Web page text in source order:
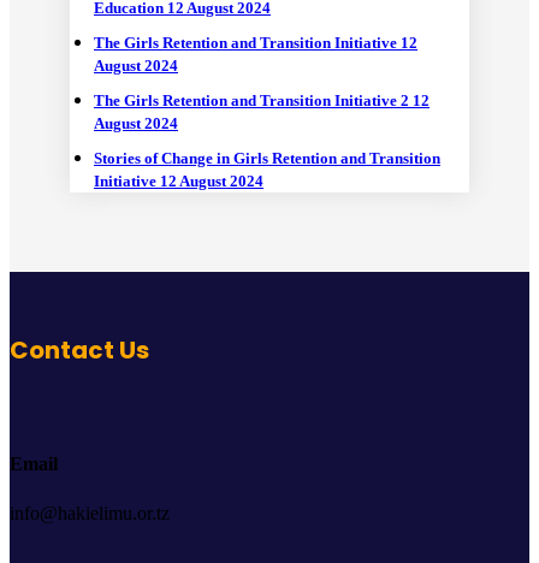
Education 12 August 2024
The Girls Retention and Transition Initiative 12
August 2024
The Girls Retention and Transition Initiative 2 12
August 2024
Stories of Change in Girls Retention and Transition
Initiative 12 August 2024
Contact Us
Email
info@hakielimu.or.tz